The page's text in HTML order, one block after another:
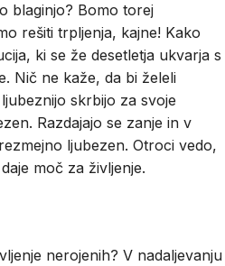
blaginjo? Bomo torej
rešiti trpljenja, kajne! Kako
ki se že desetletja ukvarja s
Nič ne kaže, da bi želeli
skrbijo za svoje
Razdajajo se zanje in v
ljubezen. Otroci vedo,
moč za življenje.
nerojenih? V nadaljevanju